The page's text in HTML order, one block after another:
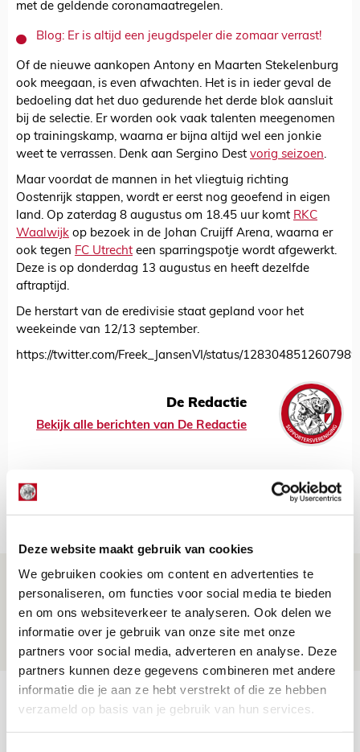
Deze website maakt gebruik van cookies
We gebruiken cookies om content en advertenties te
personaliseren, om functies voor social media te bieden
en om ons websiteverkeer te analyseren. Ook delen we
informatie over je gebruik van onze site met onze
partners voor social media, adverteren en analyse. Deze
partners kunnen deze gegevens combineren met andere
informatie die je aan ze hebt verstrekt of die ze hebben
verzameld op basis van je gebruik van hun services.
met de geldende coronamaatregelen.
Blog: Er is altijd een jeugdspeler die zomaar verrast!
Of de nieuwe aankopen Antony en Maarten Stekelenburg
ook meegaan, is even afwachten. Het is in ieder geval de
bedoeling dat het duo gedurende het derde blok aansluit
bij de selectie. Er worden ook vaak talenten meegenomen
op trainingskamp, waarna er bijna altijd wel een jonkie
weet te verrassen. Denk aan Sergino Dest vorig seizoen.
Maar voordat de mannen in het vliegtuig richting
Oostenrijk stappen, wordt er eerst nog geoefend in eigen
land. Op zaterdag 8 augustus om 18.45 uur komt RKC
Waalwijk op bezoek in de Johan Cruijff Arena, waarna er
ook tegen FC Utrecht een sparringspotje wordt afgewerkt.
Deze is op donderdag 13 augustus en heeft dezelfde
aftraptijd.
De herstart van de eredivisie staat gepland voor het
weekeinde van 12/13 september.
https://twitter.com/Freek_JansenVI/status/
De Redactie
Bekijk alle berichten van De Redactie
Net binnen //
Drie dingen die je moet weten over PEC
Zwolle - Ajax
08 AUGUSTUS 2026 - 12:32
NIEUWS
Míchels elf: met welke formatie begin
jij aan nieuw eredivisieseizoen?